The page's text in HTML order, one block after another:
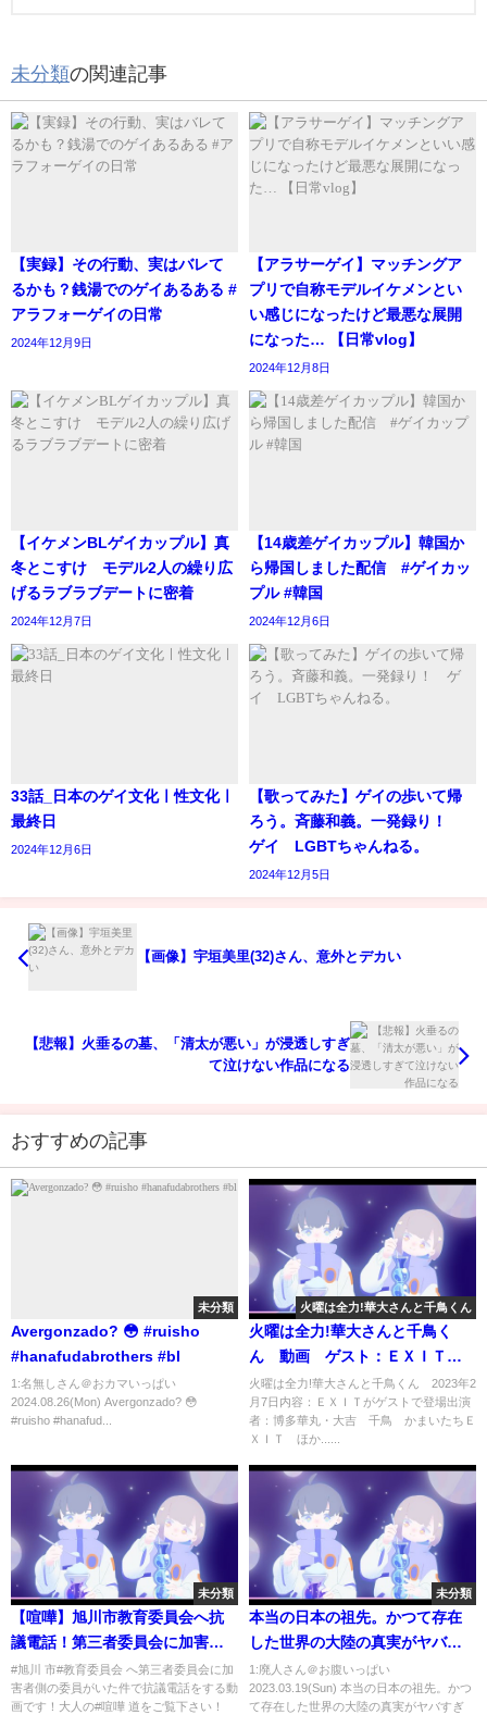
未分類の関連記事
【実録】その行動、実はバレて
るかも？銭湯でのゲイあるある #
アラフォーゲイの日常
2024年12月9日
【アラサーゲイ】マッチングア
プリで自称モデルイケメンとい
い感じになったけど最悪な展開
になった… 【日常vlog】
2024年12月8日
【イケメンBLゲイカップル】真
冬とこすけ モデル2人の繰り広
げるラブラブデートに密着
2024年12月7日
【14歳差ゲイカップル】韓国か
ら帰国しました配信 #ゲイカッ
プル #韓国
2024年12月6日
33話_日本のゲイ文化ㅣ性文化ㅣ
最終日
2024年12月6日
【歌ってみた】ゲイの歩いて帰
ろう。斉藤和義。一発録り！
ゲイ LGBTちゃんねる。
2024年12月5日
【画像】宇垣美里(32)さん、意外とデカい
【悲報】火垂るの墓、「清太が悪い」が浸透しすぎ
て泣けない作品になる
おすすめの記事
未分類
Avergonzado? 😳 #ruisho
#hanafudabrothers #bl
1:名無しさん＠おカマいっぱい
2024.08.26(Mon) Avergonzado? 😳
#ruisho #hanafud...
火曜は全力!華大さんと千鳥くん
火曜は全力!華大さんと千鳥く
ん 動画 ゲスト：ＥＸＩＴ 2
月7日
火曜は全力!華大さんと千鳥くん 2023年2
月7日内容：ＥＸＩＴがゲストで登場出演
者：博多華丸・大吉 千鳥 かまいたちＥ
ＸＩＴ ほか......
未分類
【喧嘩】旭川市教育委員会へ抗
議電話！第三者委員会に加害者
擁護派がいた！？旭川女子中学
凍死いじめ事件を隠蔽か！
#旭川 市#教育委員会 へ第三者委員会に加
害者側の委員がいた件で抗議電話をする動
画です！大人の#喧嘩 道をご覧下さい！
未分類
本当の日本の祖先。かつて存在
した世界の大陸の真実がヤバす
ぎる…【 都市伝説 レムリア 大陸
縄文時代 起源 】
1:廃人さん＠お腹いっぱい
2023.03.19(Sun) 本当の日本の祖先。かつ
て存在した世界の大陸の真実がヤバすぎ